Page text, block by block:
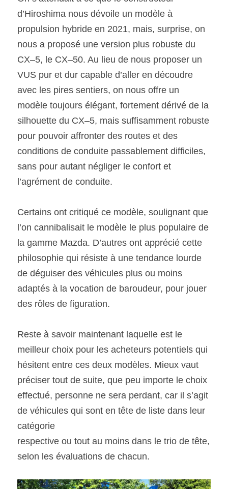
SOUMISSION RAPIDE
ASSURANCE
d’Hiroshima nous dévoile un modèle à
propulsion hybride en 2021, mais, surprise, on
nous a proposé une version plus robuste du
CX–5, le CX–50. Au lieu de nous proposer un
VUS pur et dur capable d’aller en découdre
avec les pires sentiers, on nous offre un
modèle toujours élégant, fortement dérivé de la
silhouette du CX–5, mais suffisamment robuste
pour pouvoir affronter des routes et des
conditions de conduite passablement difficiles,
sans pour autant négliger le confort et
l’agrément de conduite.
Certains ont critiqué ce modèle, soulignant que
l’on cannibalisait le modèle le plus populaire de
la gamme Mazda. D’autres ont apprécié cette
philosophie qui résiste à une tendance lourde
de déguiser des véhicules plus ou moins
adaptés à la vocation de baroudeur, pour jouer
des rôles de figuration.
Reste à savoir maintenant laquelle est le
meilleur choix pour les acheteurs potentiels qui
hésitent entre ces deux modèles. Mieux vaut
préciser tout de suite, que peu importe le choix
effectué, personne ne sera perdant, car il s’agit
de véhicules qui sont en tête de liste dans leur
catégorie
respective ou tout au moins dans le trio de tête,
selon les évaluations de chacun.